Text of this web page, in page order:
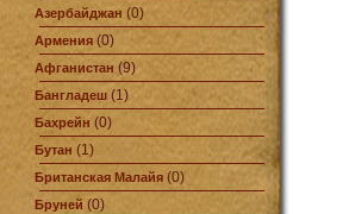
Азербайджан (0)
Армения (0)
Афганистан (9)
Бангладеш (1)
Бахрейн (0)
Бутан (1)
Британская Малайя (0)
Бруней (0)